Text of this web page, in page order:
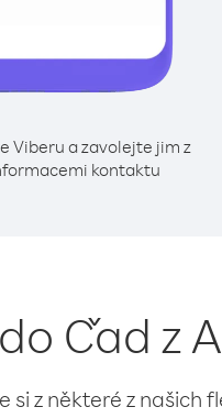
Viberu a zavolejte jim z
kontaktu
Čad z
z některé z našich